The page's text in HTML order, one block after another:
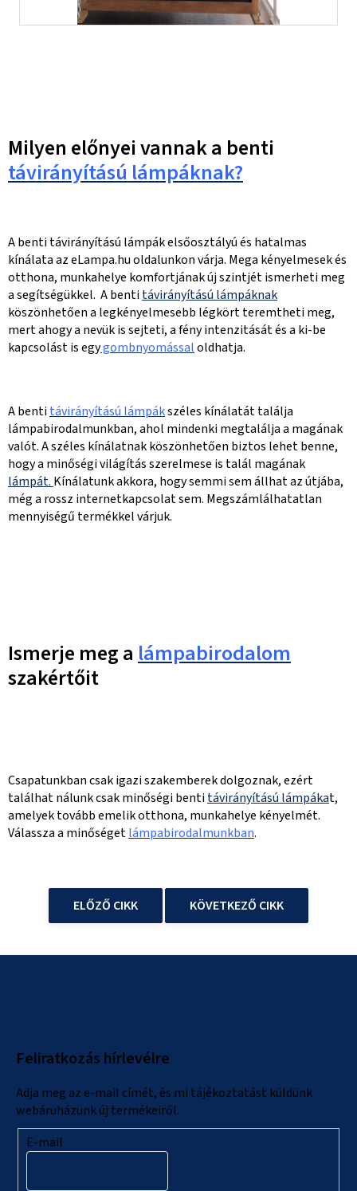
Milyen előnyei vannak a benti
távirányítású lámpáknak?
A benti távirányítású lámpák elsőosztályú és hatalmas
kínálata az eLampa.hu oldalunkon várja. Mega kényelmesek és
otthona, munkahelye komfortjának új szintjét ismerheti meg
a segítségükkel. A bentitávirányítású lámpáknak
köszönhetően a legkényelmesebb légkört teremtheti meg,
mert ahogy a nevük is sejteti, a fény intenzitását és a ki-be
kapcsolást is egygombnyomássaloldhatja.
A bentitávirányítású lámpákszéles kínálatát találja
lámpabirodalmunkban, ahol mindenki megtalálja a magának
valót. A széles kínálatnak köszönhetően biztos lehet benne,
hogy a minőségi világítás szerelmese is talál magának
lámpát. Kínálatunk akkora, hogy semmi sem állhat az útjába,
még a rossz internetkapcsolat sem. Megszámlálhatatlan
mennyiségű termékkel várjuk.
Ismerje meg alámpabirodalom
szakértőit
Csapatunkban csak igazi szakemberek dolgoznak, ezért
találhat nálunk csak minőségi bentitávirányítású lámpákat,
amelyek tovább emelik otthona, munkahelye kényelmét.
Válassza a minőségetlámpabirodalmunkban.
ELŐZŐ CIKK KÖVETKEZŐ CIKK
Feliratkozás hírlevélre
Adja meg az e-mail címét, és mi tájékoztatást küldünk
webáruházunk új termékeiről.
E-mail